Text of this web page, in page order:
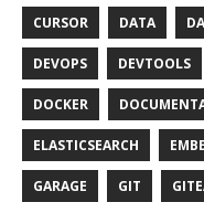
CURSOR DATA
DEVOPS DEVTOOLS
DOCKER
ELASTICSEARCH
GARAGE GIT